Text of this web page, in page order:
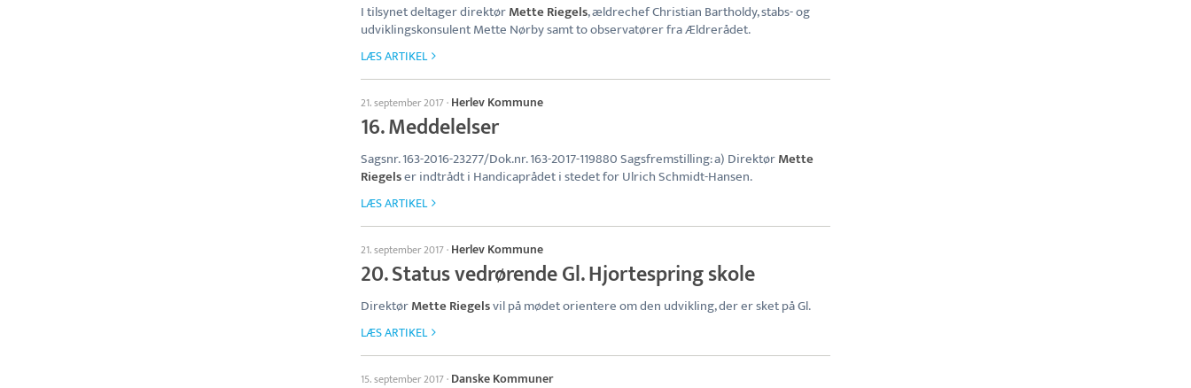
I tilsynet deltager direktørMette Riegels, ældrechef Christian Bartholdy, stabs- og
udviklingskonsulent Mette Nørby samt to observatører fra Ældrerådet.
LÆS ARTIKEL
21. september 2017· Herlev Kommune
16. Meddelelser
Sagsnr. 163-2016-23277/Dok.nr. 163-2017-119880 Sagsfremstilling: a) DirektørMette
Riegelser indtrådt i Handicaprådet i stedet for Ulrich Schmidt-Hansen.
LÆS ARTIKEL
21. september 2017· Herlev Kommune
20. Status vedrørende Gl. Hjortespring skole
DirektørMette Riegelsvil på mødet orientere om den udvikling, der er sket på Gl.
LÆS ARTIKEL
15. september 2017· Danske Kommuner